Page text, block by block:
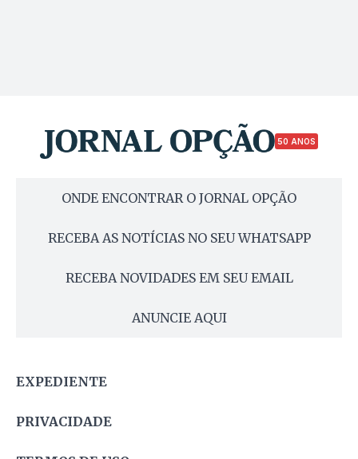
50 ANOS
ONDE ENCONTRAR O JORNAL OPÇÃO
RECEBA AS NOTÍCIAS NO SEU WHATSAPP
RECEBA NOVIDADES EM SEU EMAIL
ANUNCIE AQUI
EXPEDIENTE
PRIVACIDADE